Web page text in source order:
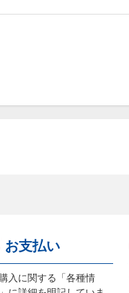
お支払い
入に関する「各種情